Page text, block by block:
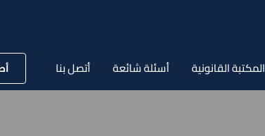
المكتبة القانونية أسئلة شائعة أتصل بنا